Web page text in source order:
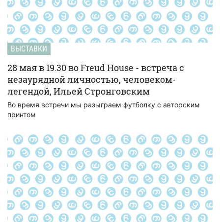
ВЫСТАВКИ
28 мая в 19.30 во Freud House - встреча с
незаурядной личностью, человеком-
легендой, Ильей Стронговским
Во время встречи мы разыграем футболку с авторским
принтом